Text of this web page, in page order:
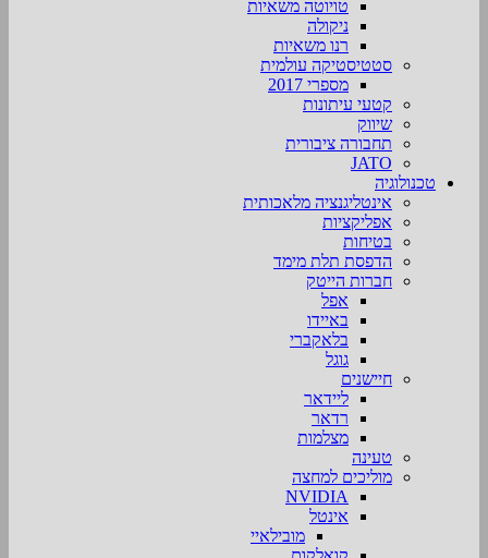
טויוטה משאיות
ניקולה
רנו משאיות
סטטיסטיקה עולמית
מספרי 2017
קטעי עיתונות
שיווק
תחבורה ציבורית
JATO
טכנולוגיה
אינטליגנציה מלאכותית
אפליקציות
בטיחות
הדפסת תלת מימד
חברות הייטק
אפל
באיידו
בלאקברי
גוגל
חיישנים
ליידאר
רדאר
מצלמות
טעינה
מוליכים למחצה
NVIDIA
אינטל
מובילאיי